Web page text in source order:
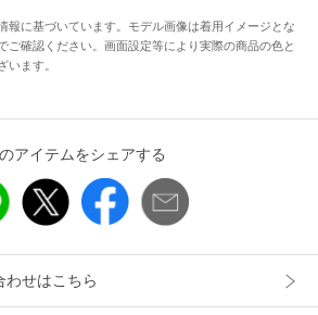
、環境のため小さなことでも何かでき
報に基づいています。モデル画像は着用イメージとな
ご確認ください。画面設定等により実際の商品の色と
います。
アイテムをシェアする
わせはこちら